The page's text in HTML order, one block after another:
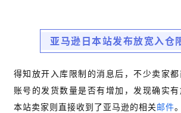
亚马逊日本站发布放宽入仓
得知放开入库限制的消息后，不少卖家
账号的发货数量是否有增加，发现确实
本站卖家则直接收到了亚马逊的相关邮件。